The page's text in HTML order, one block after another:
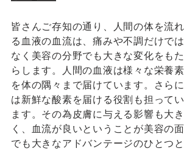
皆さんご存知の通り、人間の体を流れ
る血液の血流は、痛みや不調だけでは
なく美容の分野でも大きな変化をもた
らします。人間の血液は様々な栄養素
を体の隅々まで届けています。さらに
は新鮮な酸素を届ける役割も担ってい
ます。その為皮膚に与える影響も大き
く、血流が良いということが美容の面
でも大きなアドバンテージのひとつと